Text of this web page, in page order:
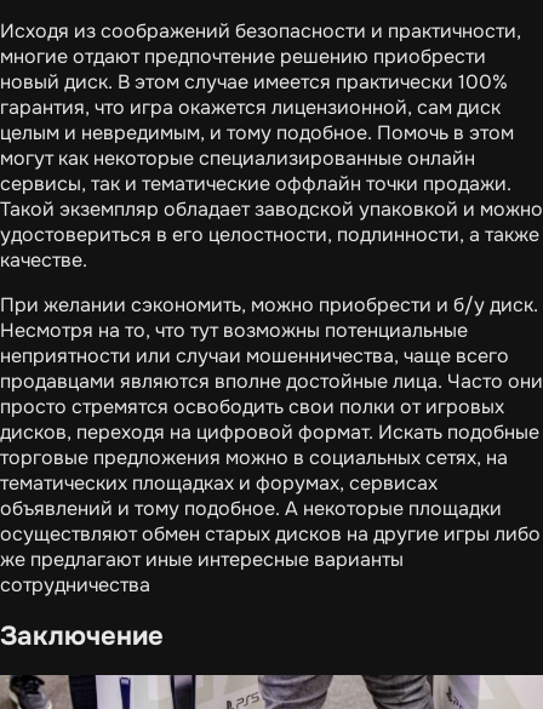
Исходя из соображений безопасности и практичности,
многие отдают предпочтение решению приобрести
новый диск. В этом случае имеется практически 100%
гарантия, что игра окажется лицензионной, сам диск
целым и невредимым, и тому подобное. Помочь в этом
могут как некоторые специализированные онлайн
сервисы, так и тематические оффлайн точки продажи.
Такой экземпляр обладает заводской упаковкой и можно
удостовериться в его целостности, подлинности, а также
качестве.
При желании сэкономить, можно приобрести и б/у диск.
Несмотря на то, что тут возможны потенциальные
неприятности или случаи мошенничества, чаще всего
продавцами являются вполне достойные лица. Часто они
просто стремятся освободить свои полки от игровых
дисков, переходя на цифровой формат. Искать подобные
торговые предложения можно в социальных сетях, на
тематических площадках и форумах, сервисах
объявлений и тому подобное. А некоторые площадки
осуществляют обмен старых дисков на другие игры либо
же предлагают иные интересные варианты
сотрудничества
Заключение